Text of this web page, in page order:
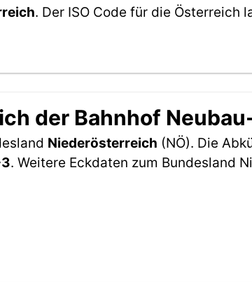
. Der ISO Code für die Österreich
der Bahnhof
Niederösterreich (NÖ). Die
. Weitere Eckdaten zum Bundesland